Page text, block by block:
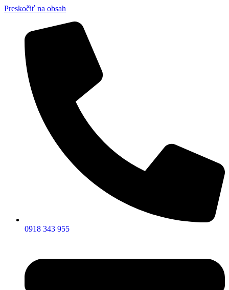
Preskočiť na obsah
0918 343 955